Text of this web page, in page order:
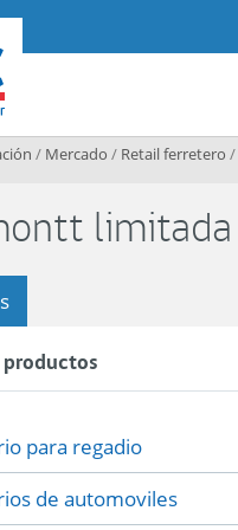
/ Mercado / Retail ferretero /
limitada
productos
para regadio
de automoviles